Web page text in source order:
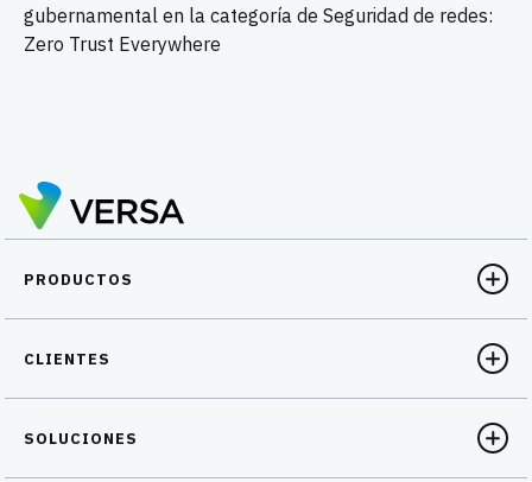
gubernamental en la categoría de Seguridad de redes:
Zero Trust Everywhere
PRODUCTOS
CLIENTES
SOLUCIONES